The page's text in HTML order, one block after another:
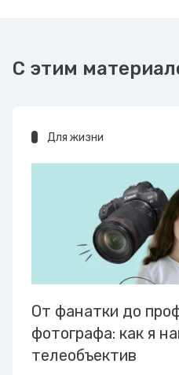
С этим
Для жизни
От фанатки до
фотографа: как я
телеобъектив